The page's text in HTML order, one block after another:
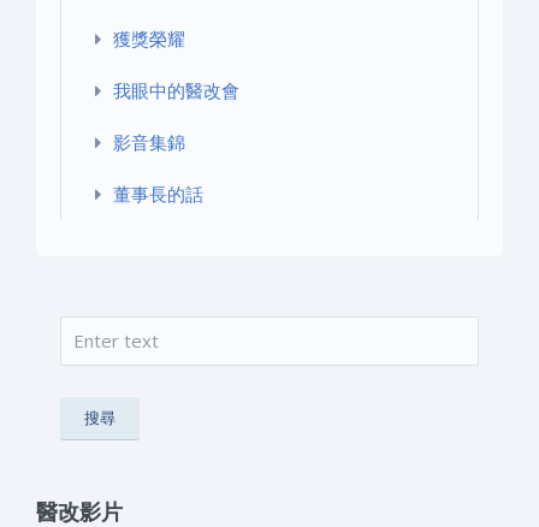
獲獎榮耀
我眼中的醫改會
影音集錦
董事長的話
搜尋表單
醫改影片